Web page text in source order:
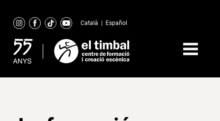
content
Català Español